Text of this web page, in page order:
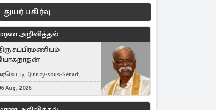
துயர் பகிர்வு
அறிவித்தல்
சுப்பிரமணியம்
Quincy-sous-Sénart,
Aug, 2026